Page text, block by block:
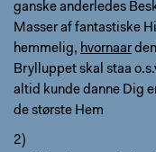
ganske anderledes
Masser af fantastiske
hemmelig, hvornaar
Brylluppet skal staa
altid kunde danne Dig
de største Hem
2)